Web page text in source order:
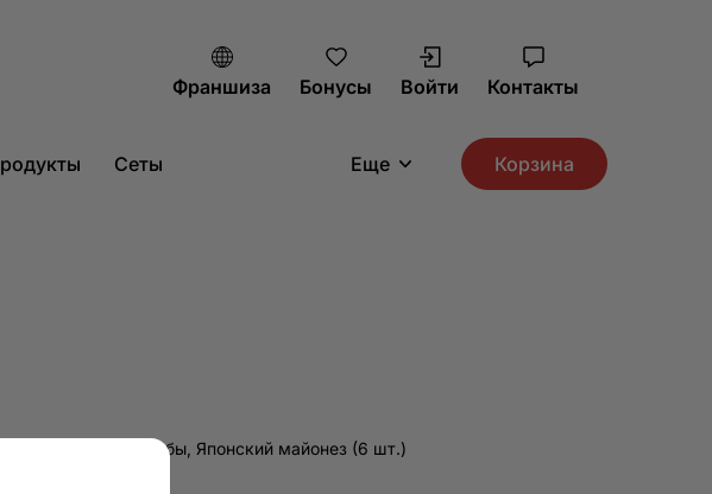
Франшиза Бонусы Войти Контакты
Сеты Еще Корзина
икра летучей рыбы, Японский майонез (6 шт.)